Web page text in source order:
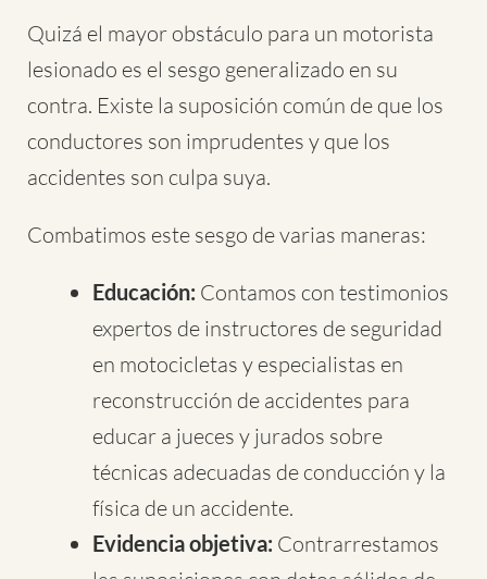
Quizá el mayor obstáculo para un motorista
lesionado es el sesgo generalizado en su
contra. Existe la suposición común de que los
conductores son imprudentes y que los
accidentes son culpa suya.
Combatimos este sesgo de varias maneras:
Educación: Contamos con testimonios
expertos de instructores de seguridad
en motocicletas y especialistas en
reconstrucción de accidentes para
educar a jueces y jurados sobre
técnicas adecuadas de conducción y la
física de un accidente.
Evidencia objetiva: Contrarrestamos